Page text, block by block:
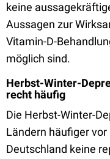
keine
Aussagen zur
Vitamin-D-
möglich sind.
Herbst-Winter-
recht häufig
Die Herbst-Winter-
Ländern häufiger
Deutschland keine